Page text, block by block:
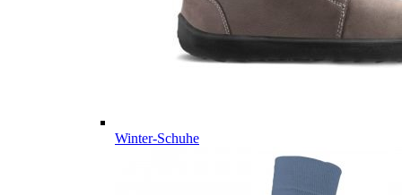
Winter-Schuhe